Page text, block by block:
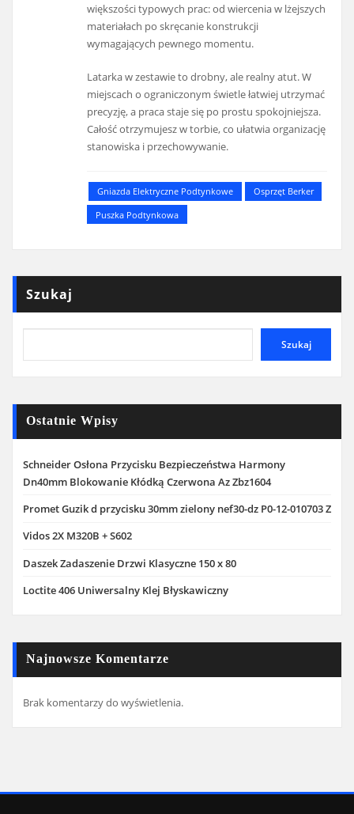
większości typowych prac: od wiercenia w lżejszych
materiałach po skręcanie konstrukcji
wymagających pewnego momentu.
Latarka w zestawie to drobny, ale realny atut. W
miejscach o ograniczonym świetle łatwiej utrzymać
precyzję, a praca staje się po prostu spokojniejsza.
Całość otrzymujesz w torbie, co ułatwia organizację
stanowiska i przechowywanie.
Gniazda Elektryczne Podtynkowe
Osprzęt Berker
Puszka Podtynkowa
Szukaj
Szukaj
Ostatnie Wpisy
Schneider Osłona Przycisku Bezpieczeństwa Harmony
Dn40mm Blokowanie Kłódką Czerwona Az Zbz1604
Promet Guzik d przycisku 30mm zielony nef30-dz P0-12-010703 Z
Vidos 2X M320B + S602
Daszek Zadaszenie Drzwi Klasyczne 150 x 80
Loctite 406 Uniwersalny Klej Błyskawiczny
Najnowsze Komentarze
Brak komentarzy do wyświetlenia.